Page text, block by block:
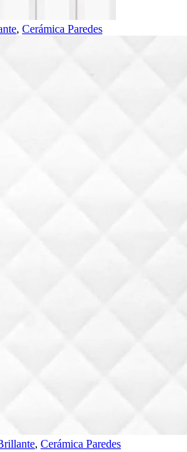
, Cerámica Paredes
, Cerámica Paredes